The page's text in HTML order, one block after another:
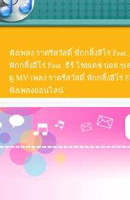
ฟังเพลง ราตรีสวัสดิ์ ฟักกลิ้งฮีโร่
ฟักกลิ้งฮีโร่ Feat. ธีร์ ไชยเดช บ่อย ๆ
ดู MV เพลง ราตรีสวัสดิ์ ฟักกลิ้งฮีโร่
ฟังเพลงออนไลน์